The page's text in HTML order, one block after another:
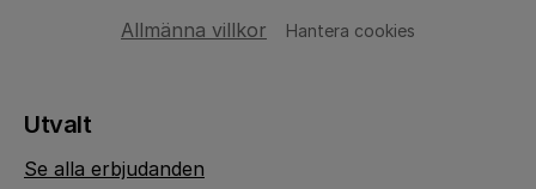
Allmänna villkor Hantera cookies
Utvalt
Se alla erbjudanden